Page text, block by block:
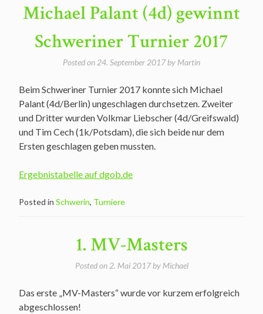
Michael Palant (4d) gewinnt
Schweriner Turnier 2017
Posted on 24. September 2017by Martin
Beim Schweriner Turnier 2017 konnte sich Michael
Palant (4d/Berlin) ungeschlagen durchsetzen. Zweiter
und Dritter wurden Volkmar Liebscher (4d/Greifswald)
und Tim Cech (1k/Potsdam), die sich beide nur dem
Ersten geschlagen geben mussten.
Ergebnistabelle auf dgob.de
Posted in Schwerin, Turniere
1. MV-Masters
Posted on 2. Mai 2017by Michael
Das erste „MV-Masters“ wurde vor kurzem erfolgreich
abgeschlossen!